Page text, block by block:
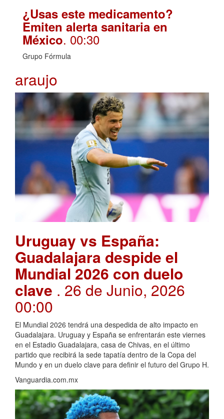
¿Usas este medicamento?
Emiten alerta sanitaria en
México. 00:30
Grupo Fórmula
araujo
Uruguay vs España:
Guadalajara despide el
Mundial 2026 con duelo
clave . 26 de Junio, 2026
00:00
El Mundial 2026 tendrá una despedida de alto impacto en
Guadalajara. Uruguay y España se enfrentarán este viernes
en el Estadio Guadalajara, casa de Chivas, en el último
partido que recibirá la sede tapatía dentro de la Copa del
Mundo y en un duelo clave para definir el futuro del Grupo H.
Vanguardia.com.mx